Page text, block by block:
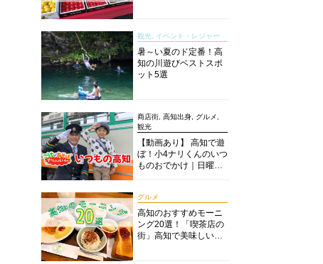
説！
観光, イベント・レジャー
暑～い夏のド定番！高
知の川遊びベストスポ
ット5選
商店街, 高知出身, グルメ,
観光
【動画あり】 高知で遊
ぼ！小4ナリくんのいつ
ものおでかけ｜日曜市
グルメ
高知のおすすめモーニ
ング20選！「喫茶店の
街」高知で美味しい喫